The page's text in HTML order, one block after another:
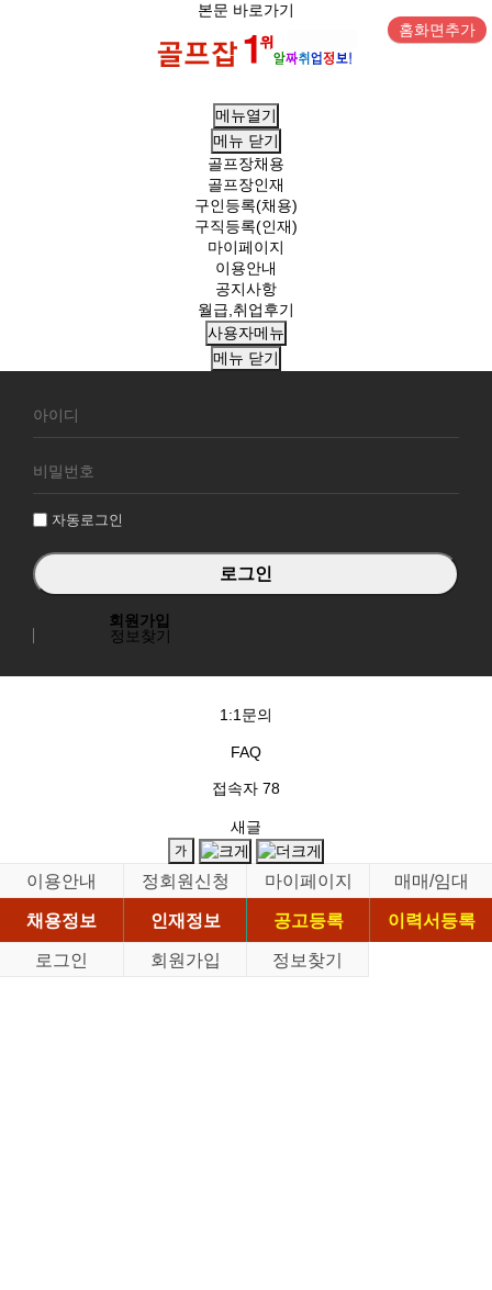
본문 바로가기
홈화면추가
메뉴열기
메뉴 닫기
골프장채용
골프장인재
구인등록(채용)
구직등록(인재)
마이페이지
이용안내
공지사항
월급,취업후기
사용자메뉴
메뉴 닫기
원
그
자동로그인
회원가입
정보찾기
1:1문의
FAQ
접속자 78
새글
이용안내 정회원신청 마이페이지
매매/임대
채용정보
인재정보 공고등록
이력서등록
로그인
회원가입 정보찾기